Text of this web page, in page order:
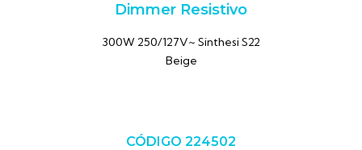
Dimmer Resistivo
300W 250/127V~ Sinthesi S22
Beige
CÓDIGO 224502